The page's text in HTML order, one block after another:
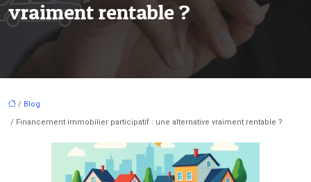
vraiment rentable ?
/ Blog
/ Financement immobilier participatif : une alternative vraiment rentable ?